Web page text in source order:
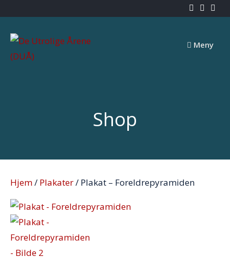
content
Meny
Shop
Hjem/ Plakater/ Plakat – Foreldrepyramiden